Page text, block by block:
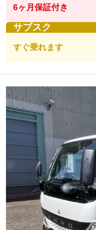
6ヶ月保証付き
サブスク
すぐ乗れます